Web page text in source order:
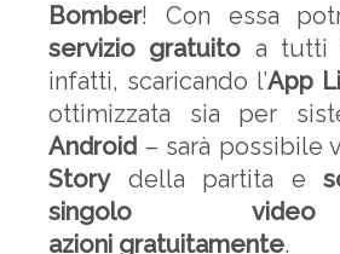
Bomber! Con essa
servizio gratuito a tutti
infatti, scaricando l’App
ottimizzata sia per
Android – sarà possibile
Storydella partita e
singolo
azioni gratuitamente.